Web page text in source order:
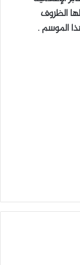
الظروف
الموسم .